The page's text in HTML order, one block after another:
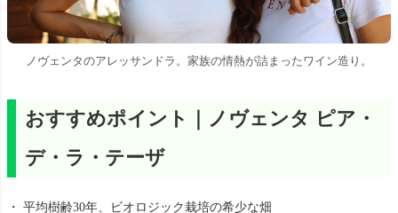
ノヴェンタのアレッサンドラ。家族の情熱が詰まったワイン造り。
おすすめポイント｜ノヴェンタ ピア・
デ・ラ・テーザ
・ 平均樹齢30年、ビオロジック栽培の希少な畑